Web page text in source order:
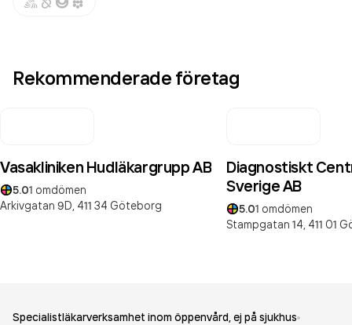
Rekommenderade företag
Vasakliniken Hudläkargrupp AB
5.01 omdömen
Arkivgatan 9D, 411 34 Göteborg
Diagnostiskt
Sverige AB
5.01 omdömen
Stampgatan 14, 411 01
Specialistläkarverksamhet inom öppenvård, ej på sjukhus